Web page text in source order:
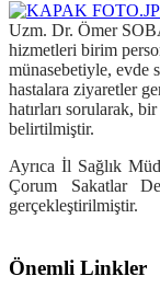
Uzm. Dr. Ömer
hizmetleri birim
münasebetiyle, evde
hastalara ziyaretler
hatırları sorularak,
belirtilmiştir.
Ayrıca İl Sağlık
Çorum Sakatlar
gerçekleştirilmiştir.
Önemli Linkler